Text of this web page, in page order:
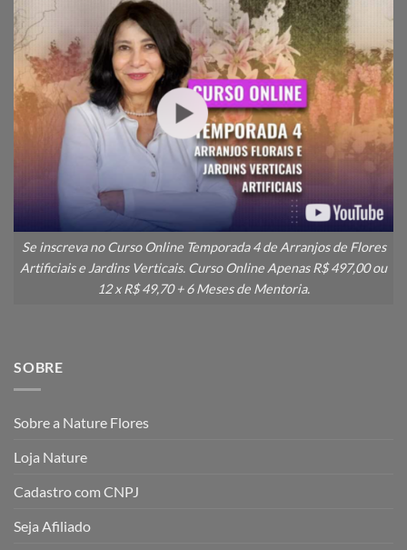
Se inscreva no Curso Online Temporada 4 de Arranjos de Flores
Artificiais e Jardins Verticais. Curso Online Apenas R$ 497,00 ou
12 x R$ 49,70 + 6 Meses de Mentoria.
SOBRE
Sobre a Nature Flores
Loja Nature
Cadastro com CNPJ
Seja Afiliado